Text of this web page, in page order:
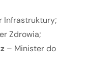
Infrastruktury;
Zdrowia;
– Minister do